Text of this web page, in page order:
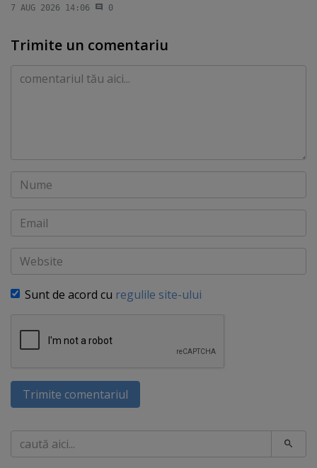
7 AUG 2026 14:06 0
Trimite un comentariu
Comentariu
Nume
Email
Website
Sunt de acord cu regulile site-ului
Trimite comentariul
Caută